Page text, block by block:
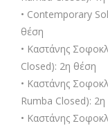
• Contemporary
θέση
• Καστάνης
Closed): 2η θέση
• Καστάνης
Rumba Closed):
• Καστάνης